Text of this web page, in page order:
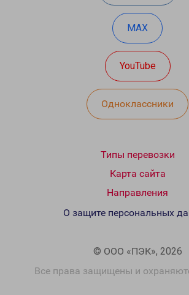
MAX
YouTube
Одноклассники
Типы перевозки
Карта сайта
Направления
© ООО «ПЭК», 2026
Все права защищены и
О защите персональных